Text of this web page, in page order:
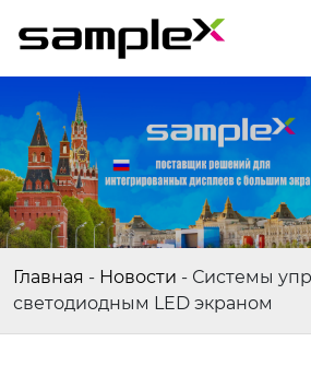
Главная - Новости - Системы
светодиодным LED экраном